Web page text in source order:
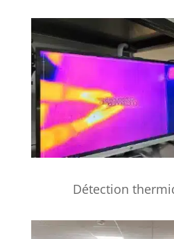
Détection